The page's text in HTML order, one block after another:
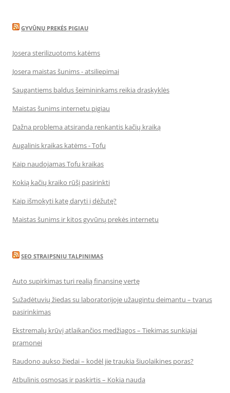
GYVŪNŲ PREKĖS PIGIAU
Josera sterilizuotoms katėms
Josera maistas šunims - atsiliepimai
Saugantiems baldus šeimininkams reikia draskyklės
Maistas šunims internetu pigiau
Dažna problema atsiranda renkantis kačių kraiką
Augalinis kraikas katėms - Tofu
Kaip naudojamas Tofu kraikas
Kokią kačių kraiko rūšį pasirinkti
Kaip išmokyti katę daryti į dėžutę?
Maistas šunims ir kitos gyvūnų prekės internetu
SEO STRAIPSNIU TALPINIMAS
Auto supirkimas turi realią finansinę vertę
Sužadėtuvių žiedas su laboratorijoje užaugintu deimantu – tvarus
pasirinkimas
Ekstremalų krūvį atlaikančios medžiagos – Tiekimas sunkiajai
pramonei
Raudono aukso žiedai – kodėl jie traukia šiuolaikines poras?
Atbulinis osmosas ir paskirtis – Kokia nauda